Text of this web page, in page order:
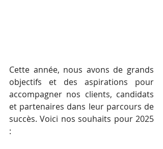
Cette année, nous avons de grands
objectifs et des aspirations pour
accompagner nos clients, candidats
et partenaires dans leur parcours de
succès. Voici nos souhaits pour 2025
: